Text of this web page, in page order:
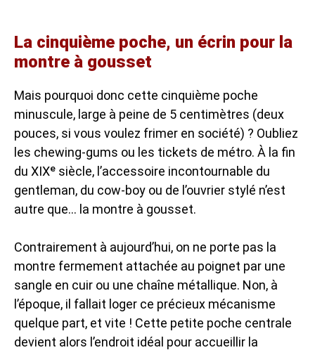
La cinquième poche, un écrin pour la
montre à gousset
Mais pourquoi donc cette cinquième poche
minuscule, large à peine de 5 centimètres (deux
pouces, si vous voulez frimer en société) ? Oubliez
les chewing-gums ou les tickets de métro. À la fin
du XIXᵉ siècle, l’accessoire incontournable du
gentleman, du cow-boy ou de l’ouvrier stylé n’est
autre que… la montre à gousset.
Contrairement à aujourd’hui, on ne porte pas la
montre fermement attachée au poignet par une
sangle en cuir ou une chaîne métallique. Non, à
l’époque, il fallait loger ce précieux mécanisme
quelque part, et vite ! Cette petite poche centrale
devient alors l’endroit idéal pour accueillir la